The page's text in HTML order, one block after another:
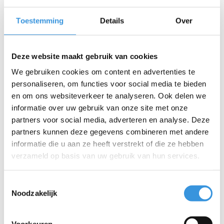
Toestemming Details Over
Deze website maakt gebruik van cookies
We gebruiken cookies om content en advertenties te
personaliseren, om functies voor social media te bieden
en om ons websiteverkeer te analyseren. Ook delen we
informatie over uw gebruik van onze site met onze
partners voor social media, adverteren en analyse. Deze
partners kunnen deze gegevens combineren met andere
informatie die u aan ze heeft verstrekt of die ze hebben
verzameld op basis van uw gebruik van hun services.
Noodzakelijk
band.
Veiligheid:
Helpt kinderen anderen te laten weten dat ze
eraan komen, wat belangrijk is, omdat ze vaak sneller
kinderen vanaf 3 jaar.
Iets extra's erbij?